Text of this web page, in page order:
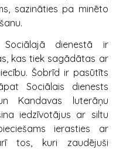
sazināties pa minēto
dienestā ir
kas tiek sagādātas ar
Šobrīd ir pasūtīts
Sociālais dienests
Kandavas luterāņu
iedzīvotājus ar siltu
ierasties ar
tos, kuri zaudējuši